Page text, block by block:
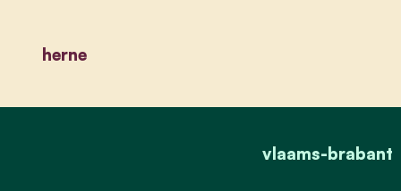
herne
vlaams-brabant